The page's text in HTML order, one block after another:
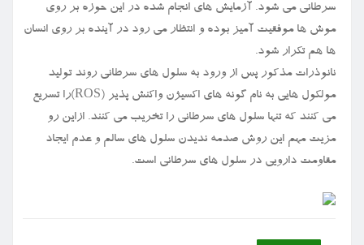
سرطانی می شود. آزمایش های انجام شده در این حوزه بر روی
موش ها موفقیت آمیز بوده و انتظار می رود در آینده بر روی انسان
ها هم تکرار شود.
نانوذرات مذکور پس از ورود به سلول های سرطانی روند تولید
مولکول هایی به نام گونه های اکسیژن واکنش پذیر (ROS)را تسریع
می کنند که تنها سلول های سرطانی را تخریب می کنند. ازاین رو
مزیت مهم این روش صدمه ندیدن سلول های سالم و عدم ایجاد
مقاومت دارویی در سلول های سرطانی است.